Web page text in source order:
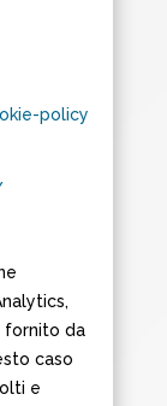
policy
fornito da
caso
e